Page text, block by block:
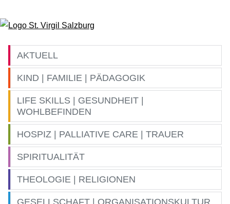
AKTUELL
KIND | FAMILIE | PÄDAGOGIK
LIFE SKILLS | GESUNDHEIT |
WOHLBEFINDEN
HOSPIZ | PALLIATIVE CARE | TRAUER
SPIRITUALITÄT
THEOLOGIE | RELIGIONEN
GESELLSCHAFT | ORGANISATIONSKULTUR